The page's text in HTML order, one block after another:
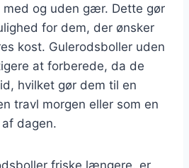
med og uden gær. Dette gør
for dem, der ønsker
kost. Gulerodsboller uden
at forberede, da de
hvilket gør dem til en
travl morgen eller som en
dagen.
friske længere, er